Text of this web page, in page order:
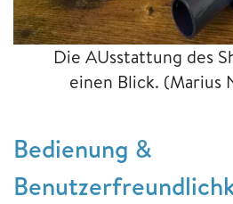
Die AUsstattung des
einen Blick. (Marius
Bedienung &